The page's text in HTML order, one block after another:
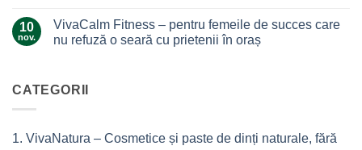
argilă
Himalayana
Ingredientul
musculare
10
nov.
VivaCalm Fitness – pentru femeile de succes care
nu refuză o seară cu prietenii în oraș
VivaCalm
Fitness
de
CATEGORII
1. VivaNatura – Cosmetice și paste de dinți naturale, fără